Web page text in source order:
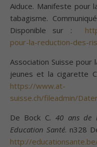
Aiduce. Manifeste pour
tabagisme.
Disponible sur :
pour-la-reduction-des-
Association Suisse pour
jeunes et la cigarette
https://www.at-
suisse.ch/fileadmin/
De Bock C. 40 ans de
Education Santé. n328
http://